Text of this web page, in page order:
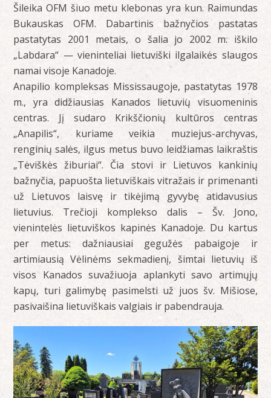
Šileika OFM šiuo metu klebonas yra kun. Raimundas
Bukauskas OFM. Dabartinis bažnyčios pastatas
pastatytas 2001 metais, o šalia jo 2002 m. iškilo
„Labdara“ — vieninteliai lietuviški ilgalaikės slaugos
namai visoje Kanadoje.
Anapilio kompleksas Mississaugoje, pastatytas 1978
m., yra didžiausias Kanados lietuvių visuomeninis
centras. Jį sudaro Krikščionių kultūros centras
„Anapilis“, kuriame veikia muziejus-archyvas,
renginių salės, ilgus metus buvo leidžiamas laikraštis
„Tėviškės žiburiai“. Čia stovi ir Lietuvos kankinių
bažnyčia, papuošta lietuviškais vitražais ir primenanti
už Lietuvos laisvę ir tikėjimą gyvybę atidavusius
lietuvius. Trečioji komplekso dalis – Šv. Jono,
vienintelės lietuviškos kapinės Kanadoje. Du kartus
per metus: dažniausiai gegužės pabaigoje ir
artimiausią Vėlinėms sekmadienį, šimtai lietuvių iš
visos Kanados suvažiuoja aplankyti savo artimųjų
kapų, turi galimybę pasimelsti už juos šv. Mišiose,
pasivaišina lietuviškais valgiais ir pabendrauja.